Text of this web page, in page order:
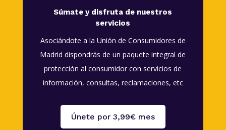
Súmate y disfruta de nuestros
servicios
Asociándote a la Unión de Consumidores de
Madrid dispondrás de un paquete integral de
protección al consumidor con servicios de
información, consultas, reclamaciones, etc
Únete por 3,99€ mes